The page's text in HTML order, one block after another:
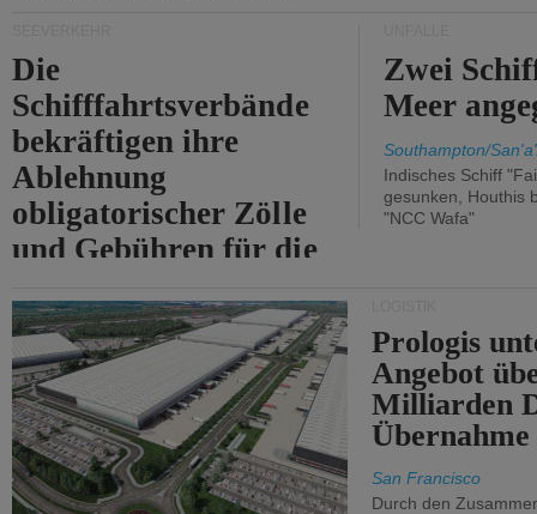
Die
Schifffahrtsverbände
bekräftigen ihre
Ablehnung
obligatorischer Zölle
und Gebühren für die
von Hormuz.
Zwei
Meer
Southampton/
Indisches Schiff
gesunken, Houthis
"NCC Wafa"
Prologis
Angebot
Milliarden
Übernahme
San Francisco
Durch den